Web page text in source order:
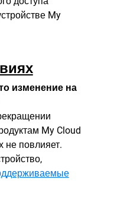
My
изменение на
My Cloud
не повлияет.